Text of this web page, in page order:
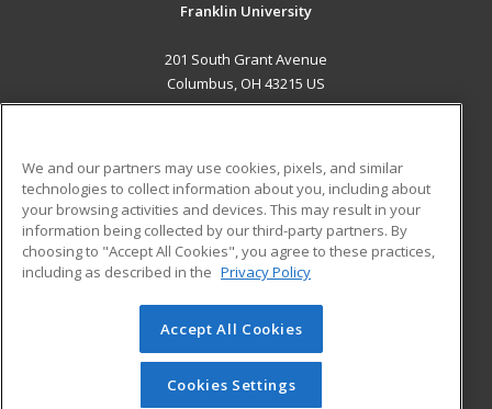
Franklin University
201 South Grant Avenue
Columbus, OH 43215 US
ADDITIONAL RESOURCES
Military
Financial Assistance
Help
Student Blog
© 2026 ed2go, a division of Cengage Learning. All rights
reserved. The material on this site cannot be reproduced or
redistributed unless you have obtained prior written
We and our partners may use cookies, pixels, and similar
technologies to collect information about you, including about
your browsing activities and devices. This may result in your
information being collected by our third-party partners. By
choosing to "Accept All Cookies", you agree to these practices,
including as described in the Privacy Policy
Accept All Cookies
Cookies Settings